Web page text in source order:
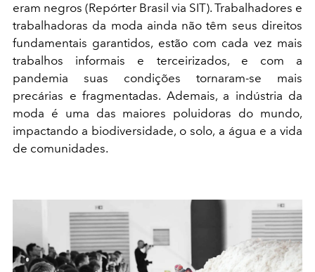
eram negros (Repórter Brasil via SIT). Trabalhadores e
trabalhadoras da moda ainda não têm seus direitos
fundamentais garantidos, estão com cada vez mais
trabalhos informais e terceirizados, e com a
pandemia suas condições tornaram-se mais
precárias e fragmentadas. Ademais, a indústria da
moda é uma das maiores poluidoras do mundo,
impactando a biodiversidade, o solo, a água e a vida
de comunidades.